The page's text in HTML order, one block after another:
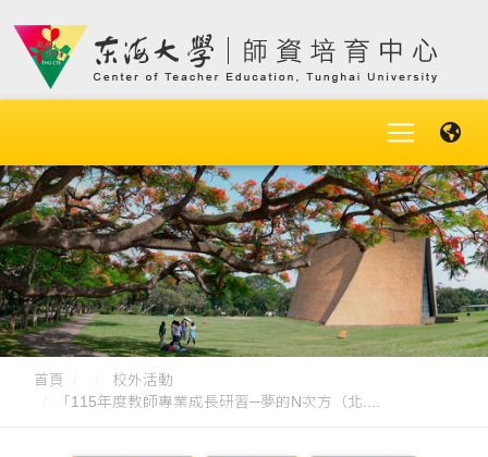
首頁
校外活動
「115年度教師專業成長研習─夢的N次方（北....